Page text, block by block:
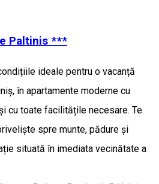
Paltinis ***
ideale pentru o vacanță
în apartamente moderne cu
cu toate facilitățile necesare. Te
spre munte, pădure și
situată în imediata vecinătate a